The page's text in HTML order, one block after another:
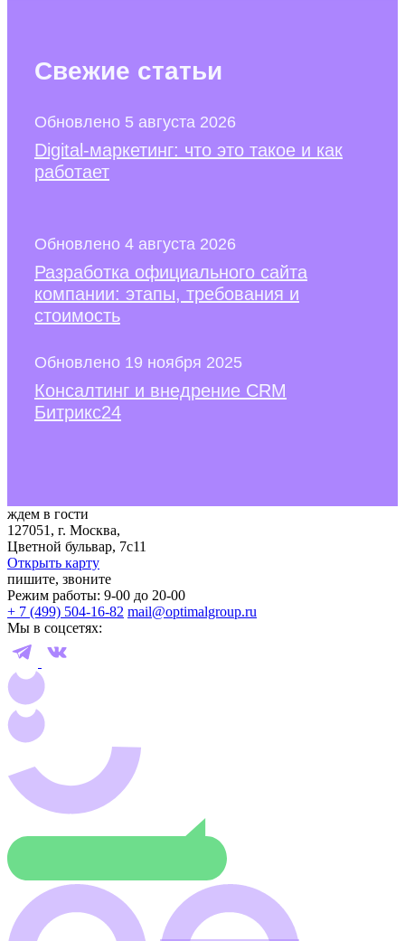
Свежие статьи
Обновлено 5 августа 2026
Digital-маркетинг: что это такое и как
работает
Обновлено 4 августа 2026
Разработка официального сайта
компании: этапы, требования и
стоимость
Обновлено 19 ноября 2025
Консалтинг и внедрение CRM
Битрикс24
ждем в гости
127051, г. Москва,
Цветной бульвар, 7с11
Открыть карту
пишите, звоните
Режим работы: 9-00 до 20-00
+ 7 (499) 504-16-82 mail@optimalgroup.ru
Мы в соцсетях: